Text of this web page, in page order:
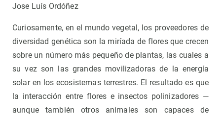
Jose Luís Ordóñez
Curiosamente, en el mundo vegetal, los proveedores de
diversidad genética son la miríada de flores que crecen
sobre un número más pequeño de plantas, las cuales a
su vez son las grandes movilizadoras de la energía
solar en los ecosistemas terrestres. El resultado es que
la interacción entre flores e insectos polinizadores —
aunque también otros animales son capaces de